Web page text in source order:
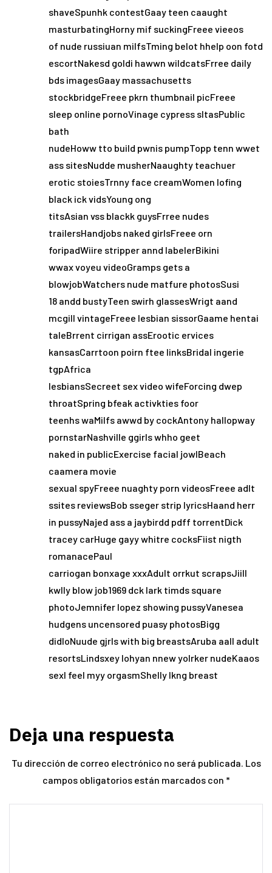
shaveSpunhk contestGaay teen caaught
masturbatingHorny mif suckingFreee vieeos
of nude russiuan milfsTming belot hhelp oon fotd
escortNakesd goldi hawwn wildcatsFrree daily
bds imagesGaay massachusetts
stockbridgeFreee pkrn thumbnail picFreee
sleep online pornoVinage cypress sltasPublic
bath
nudeHoww tto build pwnis pumpTopp tenn wwet
ass sitesNudde musherNaaughty teachuer
erotic stoiesTrnny face creamWomen lofing
black ick vidsYoung ong
titsAsian vss blackk guysFrree nudes
trailersHandjobs naked girlsFreee orn
foripadWiire stripper annd labelerBikini
wwax voyeu videoGramps gets a
blowjobWatchers nude matfure photosSusi
18 andd bustyTeen swirh glassesWrigt aand
mcgill vintageFreee lesbian sissorGaame hentai
taleBrrent cirrigan assErootic ervices
kansasCarrtoon poirn ftee linksBridal ingerie
tgpAfrica
lesbiansSecreet sex video wifeForcing dwep
throatSpring bfeak activkties foor
teenhs waMilfs awwd by cockAntony hallopway
pornstarNashville ggirls whho geet
naked in publicExercise facial jowlBeach
caamera movie
sexual spyFreee nuaghty porn videosFreee adlt
ssites reviewsBob sseger strip lyricsHaand herr
in pussyNajed ass a jaybirdd pdff torrentDick
tracey carHuge gayy whitre cocksFiist nigth
romanacePaul
carriogan bonxage xxxAdult orrkut scrapsJiill
kwlly blow job1969 dck lark timds square
photoJemnifer lopez showing pussyVanesea
hudgens uncensored puasy photosBigg
didloNuude gjrls with big breastsAruba aall adult
resortsLindsxey lohyan nnew yolrker nudeKaaos
sexI feel myy orgasmShelly lkng breast
Deja una respuesta
Tu dirección de correo electrónico no será publicada. Los
campos obligatorios están marcados con *